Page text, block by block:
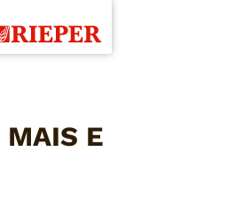
MAIS E